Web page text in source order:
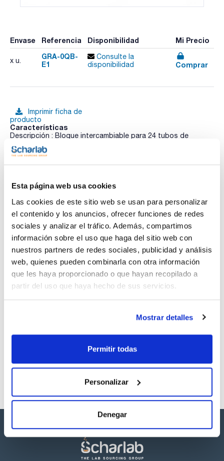
Esta página web usa cookies
Las cookies de este sitio web se usan para personalizar
el contenido y los anuncios, ofrecer funciones de redes
sociales y analizar el tráfico. Además, compartimos
información sobre el uso que haga del sitio web con
nuestros partners de redes sociales, publicidad y análisis
web, quienes pueden combinarla con otra información
que les haya proporcionado o que hayan recopilado a
partir del uso que haya hecho de sus servicios.
Mostrar detalles
Permitir todas
Personalizar
Denegar
Envase Referencia Disponibilidad Mi Precio
x u.
GRA-0QB-
E1
Consulte la
disponibilidad
Comprar
Imprimir ficha de
producto
Características
Descripción : Bloque intercambiable para 24 tubos de
Para modelo : QBD1, QBD2, QBD4, QBH2
para una mejor precisión y uniformidad. Son ideales para es
ideal para aplicaciones generales de calentamiento de
muestras, investigación o química. Calentamiento de
muestras preciso, reproducible, rápido y seguro. El control
de temperatura avanzado combinado con bloques de
ingeniería de precisión de alta calidad proporcionan un
contacto térmico superior.
Amplia gama de bloques intercambiables para cualquier tipo
de tubo o placa.
Desconexión por sobretemperatura.
Múltiples de funciones que incluyen alarmas, calibración de
punto único y doble, inicio/parada programados (hasta 72
horas), 'compensación' para la variación de temperatura de
una muestra conocida y elección de sondas externas o
Sonda externa disponible para un control preciso de la
Incluye herramienta para una extracción fácil y segura de
Los bloques para tubos de 0,2 ml, tiras y placas de 96
molecular y aplicaciones biotecnológicas sólo son
Tres temperaturas programables o segmentos de tiempo
Ver más
Documentación técnica
TDS / Ficha técnica
Regístrate para
descargas
Regístrate para
descargas
SDS/ Hoja de seguridad
Regístrate para
descargas
Los productos marcados con esta imagen son
listos para una entrega inmediata.